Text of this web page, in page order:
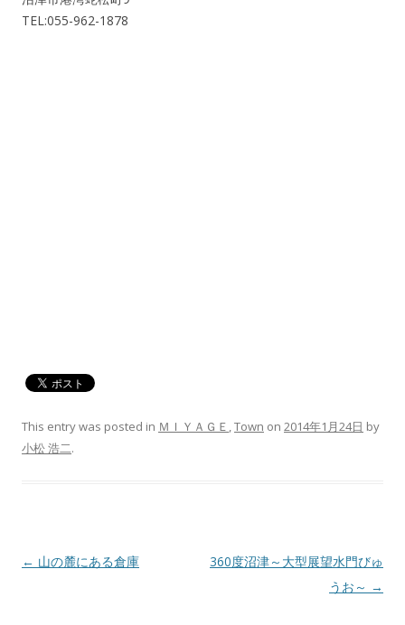
TEL:055-962-1878
This entry was posted in ＭＩＹＡＧＥ ,Town on 2014年1月24日 by
小松 浩二.
Post navigation
← 山の麓にある倉庫
360度沼津～大型展望水門びゅ
うお～ →